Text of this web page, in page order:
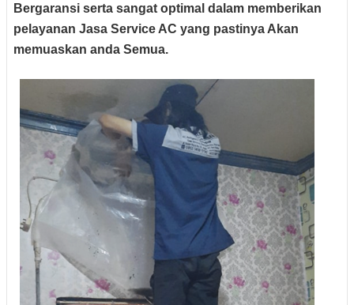
Bergaransi serta sangat optimal dalam memberikan
pelayanan Jasa Service AC yang pastinya Akan
memuaskan anda Semua.